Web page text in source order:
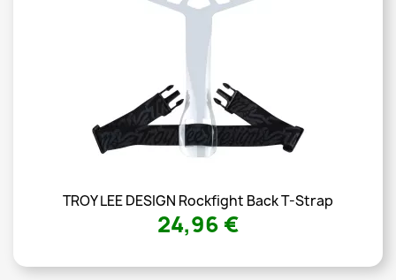
TROY LEE DESIGN Rockfight Back T-Strap
24,96 €